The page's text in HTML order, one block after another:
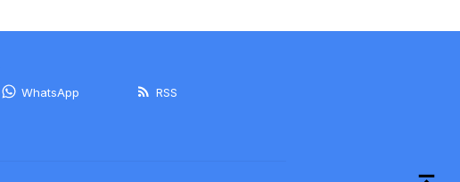
WhatsApp RSS